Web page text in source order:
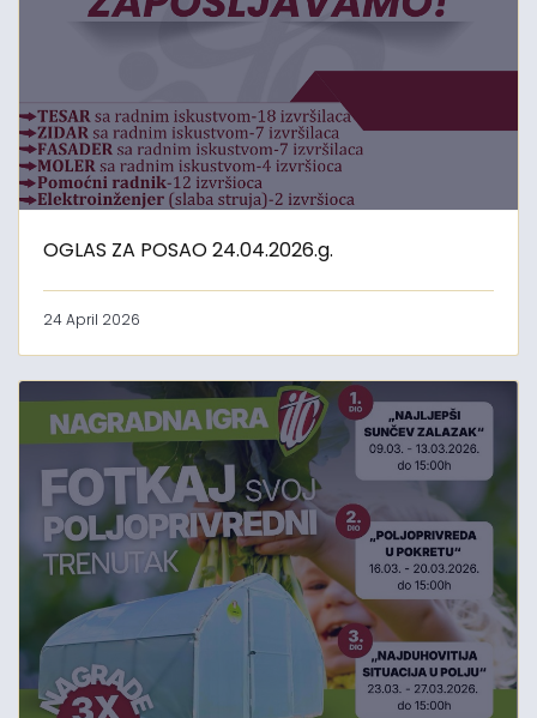
OGLAS ZA POSAO 24.04.2026.g.
24 April 2026